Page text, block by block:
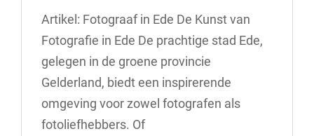
Artikel: Fotograaf in Ede De Kunst van
Fotografie in Ede De prachtige stad Ede,
gelegen in de groene provincie
Gelderland, biedt een inspirerende
omgeving voor zowel fotografen als
fotoliefhebbers. Of